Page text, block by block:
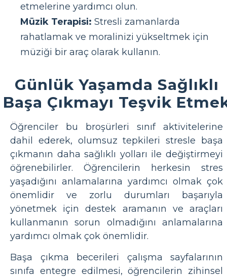
etmelerine yardımcı olun.
Müzik Terapisi: Stresli zamanlarda
rahatlamak ve moralinizi yükseltmek için
müziği bir araç olarak kullanın.
Günlük Yaşamda Sağlıklı
Başa Çıkmayı Teşvik
Öğrenciler bu broşürleri sınıf aktivitelerine
dahil ederek, olumsuz tepkileri stresle başa
çıkmanın daha sağlıklı yolları ile değiştirmeyi
öğrenebilirler. Öğrencilerin herkesin stres
yaşadığını anlamalarına yardımcı olmak çok
önemlidir ve zorlu durumları başarıyla
yönetmek için destek aramanın ve araçları
kullanmanın sorun olmadığını anlamalarına
yardımcı olmak çok önemlidir.
Başa çıkma becerileri çalışma sayfalarının
sınıfa entegre edilmesi, öğrencilerin zihinsel